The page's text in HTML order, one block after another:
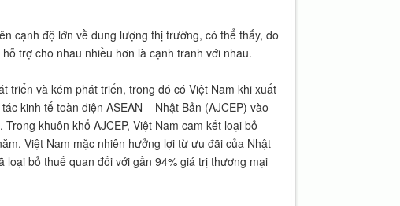
cạnh độ lớn về dung lượng thị trường, có thể thấy, do
trợ cho nhau nhiều hơn là cạnh tranh với nhau.
triển và kém phát triển, trong đó có Việt Nam khi xuất
kinh tế toàn diện ASEAN – Nhật Bản (AJCEP) vào
khuôn khổ AJCEP, Việt Nam cam kết loại bỏ
Việt Nam mặc nhiên hưởng lợi từ ưu đãi của Nhật
loại bỏ thuế quan đối với gần 94% giá trị thương mại